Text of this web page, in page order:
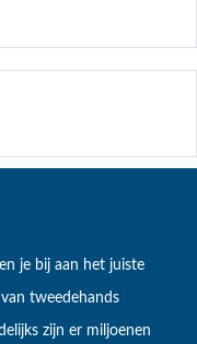
je bij aan het juiste
tweedehands
zijn er miljoenen